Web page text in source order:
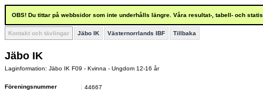
OBS! Du tittar på webbsidor som inte underhålls längre. Våra resultat-, tabell- och
Kontakt och tävlingar Jäbo IK Västernorrlands IBF Tillbaka
Jäbo IK
Laginformation: Jäbo IK F09 - Kvinna - Ungdom 12-16 år
Föreningsnummer
44667